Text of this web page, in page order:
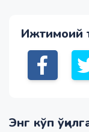
Ижтимоий
Энг кўп